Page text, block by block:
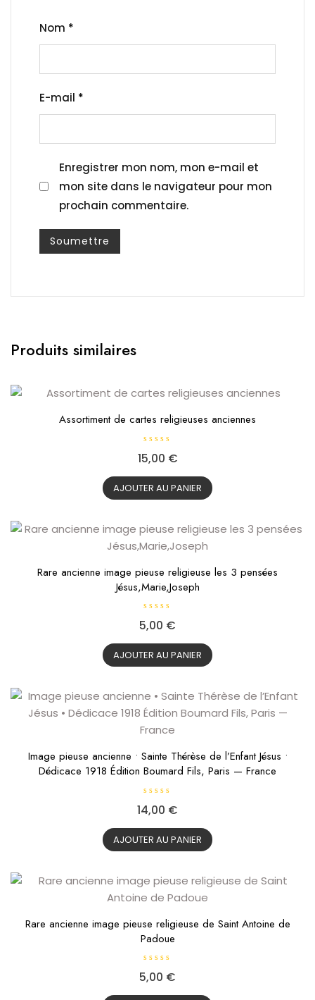
Nom *
E-mail *
Enregistrer mon nom, mon e-mail et
mon site dans le navigateur pour mon
prochain commentaire.
Produits similaires
Assortiment de cartes religieuses anciennes
N
o
e
0
s
u
15,00 €
AJOUTER AU PANIER
Rare ancienne image pieuse religieuse les 3 pensées
Jésus,Marie,Joseph
N
o
e
0
s
u
5,00 €
AJOUTER AU PANIER
Image pieuse ancienne • Sainte Thérèse de l’Enfant Jésus •
Dédicace 1918 Édition Boumard Fils, Paris — France
N
o
e
0
s
u
14,00 €
AJOUTER AU PANIER
Rare ancienne image pieuse religieuse de Saint Antoine de
Padoue
N
o
e
5,00 €